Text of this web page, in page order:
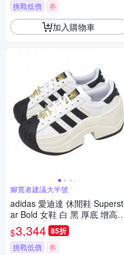
挑戰低價 券
加入購物車
腳寬者建議大半號
adidas 愛迪達 休閒鞋 Superst
ar Bold 女鞋 白 黑 厚底 增高
復古 貝殼鞋 JR9895
$3,344 85折
挑戰低價 券